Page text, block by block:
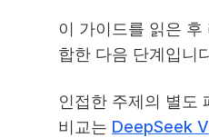
이 가이드를 읽은
합한 다음 단계입니
인접한 주제의 별도
비교는 DeepSeek